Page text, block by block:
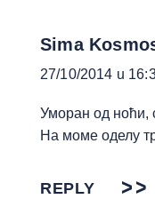
Sima
27/10/2014 u
Уморан од
На моме оделу
REPLY